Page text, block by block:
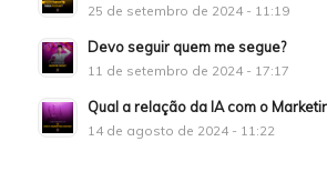
25 de setembro de 2024 - 11:19
Devo seguir quem me segue?
11 de setembro de 2024 - 17:17
Qual a relação da IA com o
14 de agosto de 2024 - 11:22